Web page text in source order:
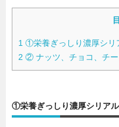
1 ①栄養ぎっしり濃厚シリ
2 ② ナッツ、チョコ、チ
①栄養ぎっしり濃厚シリア